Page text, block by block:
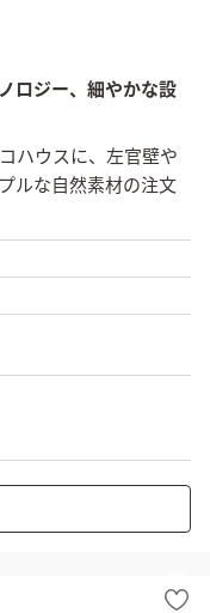
ロジー、細やかな設
ハウスに、左官壁や
ルな自然素材の注文